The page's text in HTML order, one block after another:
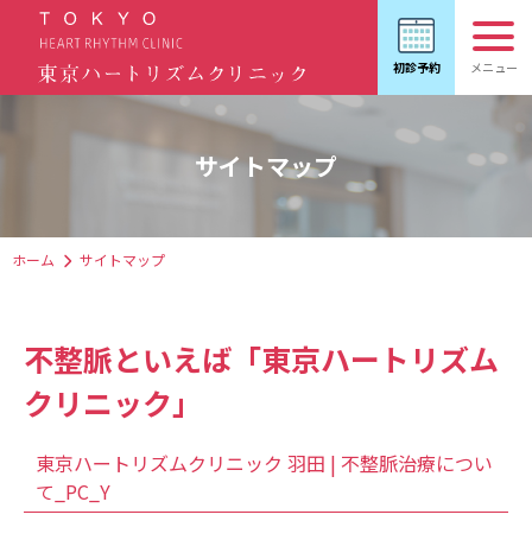
サイトマップ
ホーム サイトマップ
不整脈といえば「東京ハートリズム
クリニック」
東京ハートリズムクリニック 羽田 | 不整脈治療につい
て_PC_Y